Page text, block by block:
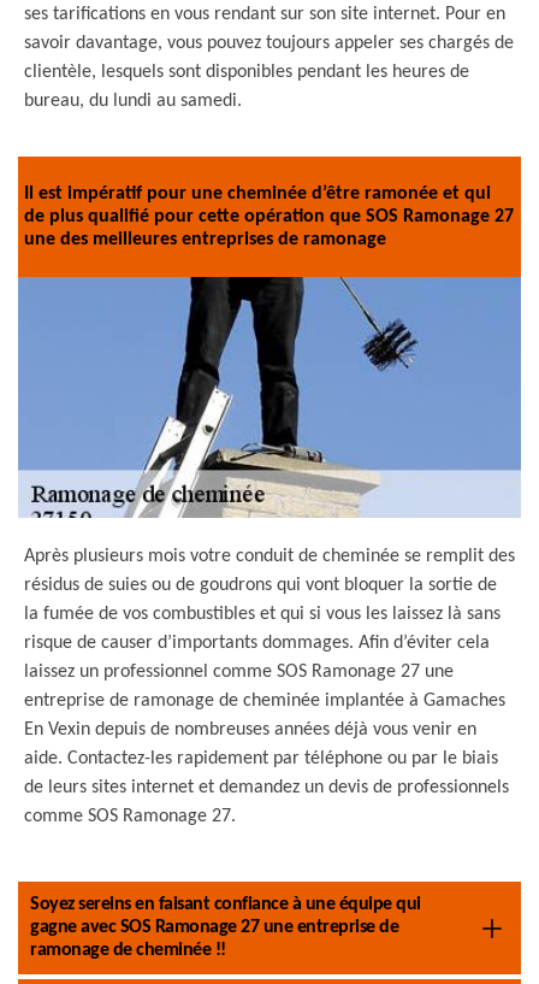
ses tarifications en vous rendant sur son site internet. Pour en
savoir davantage, vous pouvez toujours appeler ses chargés de
clientèle, lesquels sont disponibles pendant les heures de
bureau, du lundi au samedi.
Il est impératif pour une cheminée d’être ramonée et qui
de plus qualifié pour cette opération que SOS Ramonage 27
une des meilleures entreprises de ramonage
Après plusieurs mois votre conduit de cheminée se remplit des
résidus de suies ou de goudrons qui vont bloquer la sortie de
la fumée de vos combustibles et qui si vous les laissez là sans
risque de causer d’importants dommages. Afin d’éviter cela
laissez un professionnel comme SOS Ramonage 27 une
entreprise de ramonage de cheminée implantée à Gamaches
En Vexin depuis de nombreuses années déjà vous venir en
aide. Contactez-les rapidement par téléphone ou par le biais
de leurs sites internet et demandez un devis de professionnels
comme SOS Ramonage 27.
Soyez sereins en faisant confiance à une équipe qui
gagne avec SOS Ramonage 27 une entreprise de
ramonage de cheminée !!